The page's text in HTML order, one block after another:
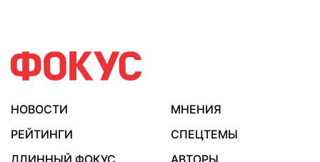
НОВОСТИ
МНЕНИЯ
РЕЙТИНГИ
СПЕЦТЕМЫ
ДЛИННЫЙ ФОКУС
АВТОРЫ